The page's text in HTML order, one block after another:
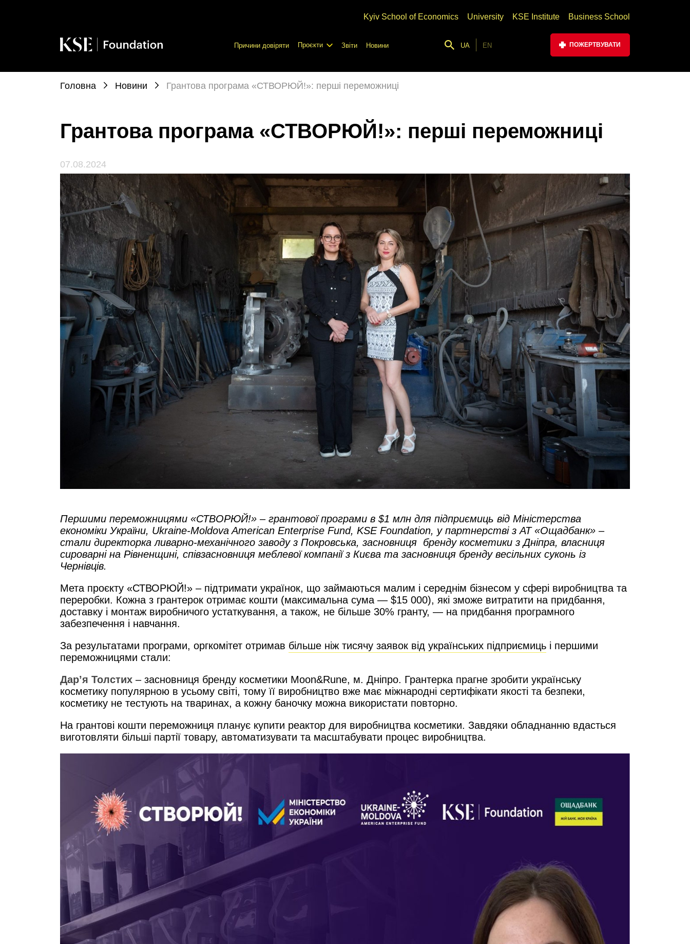
Kyiv School of Economics University KSE Institute Business School
Причини довіряти Проєкти Звіти Новини UA EN ПОЖЕРТВУВАТИ
Головна Новини Грантова програма «СТВОРЮЙ!»: перші переможниці
Грантова програма «СТВОРЮЙ!»: перші переможниці
07.08.2024
Першими переможницями «СТВОРЮЙ!» – грантової програми в $1 млн для підприємиць від Міністерства
економіки України, Ukraine-Moldova American Enterprise Fund, KSE Foundation, у партнерстві з АТ «Ощадбанк» –
стали директорка ливарно-механічного заводу з Покровська, засновниця бренду косметики з Дніпра, власниця
сироварні на Рівненщині, співзасновниця меблевої компанії з Києва та засновниця бренду весільних суконь із
Чернівців.
Мета проєкту «СТВОРЮЙ!» – підтримати українок, що займаються малим і середнім бізнесом у сфері виробництва та
переробки. Кожна з грантерок отримає кошти (максимальна сума — $15 000), які зможе витратити на придбання,
доставку і монтаж виробничого устаткування, а також, не більше 30% гранту, — на придбання програмного
забезпечення і навчання.
За результатами програми, оргкомітет отримав більше ніж тисячу заявок від українських підприємиць і першими
переможницями стали:
Дар’я Толстих – засновниця бренду косметики Moon&Rune, м. Дніпро. Грантерка прагне зробити українську
косметику популярною в усьому світі, тому її виробництво вже має міжнародні сертифікати якості та безпеки,
косметику не тестують на тваринах, а кожну баночку можна використати повторно.
На грантові кошти переможниця планує купити реактор для виробництва косметики. Завдяки обладнанню вдасться
виготовляти більші партії товару, автоматизувати та масштабувати процес виробництва.